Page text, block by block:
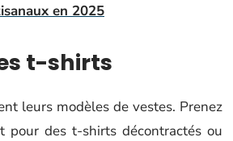
en 2025
t-shirts
leurs modèles de vestes. Prenez
des t-shirts décontractés ou